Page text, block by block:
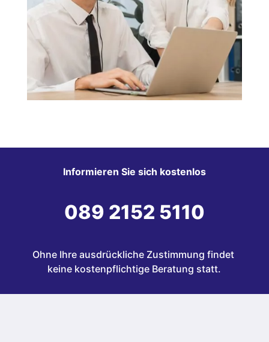
Informieren Sie sich kostenlos
089 2152 5110
Ohne Ihre ausdrückliche Zustimmung findet
keine kostenpflichtige Beratung statt.